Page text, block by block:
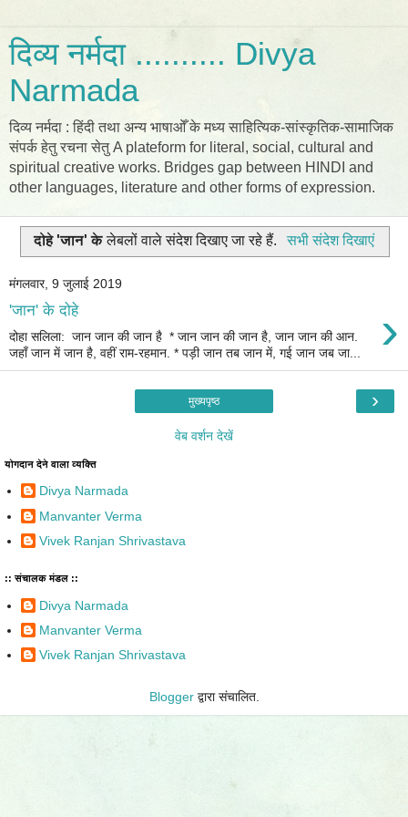
दिव्य नर्मदा .......... Divya
Narmada
दिव्य नर्मदा : हिंदी तथा अन्य भाषाओँ के मध्य साहित्यिक-सांस्कृतिक-सामाजिक
संपर्क हेतु रचना सेतु A plateform for literal, social, cultural and
spiritual creative works. Bridges gap between HINDI and
other languages, literature and other forms of expression.
दोहे 'जान' केलेबलों वाले संदेश दिखाए जा रहे हैं. सभी संदेश दिखाएं
मंगलवार, 9 जुलाई 2019
'जान' के दोहे ›
दोहा सलिला: जान जान की जान है * जान जान की जान है, जान जान की आन.
जहाँ जान में जान है, वहीं राम-रहमान. * पड़ी जान तब जान में, गई जान जब जा...
›
मुख्यपृष्ठ
वेब वर्शन देखें
योगदान देने वाला व्यक्ति
Divya Narmada
Manvanter Verma
Vivek Ranjan Shrivastava
:: संचालक मंडल ::
Divya Narmada
Manvanter Verma
Vivek Ranjan Shrivastava
Bloggerद्वारा संचालित.